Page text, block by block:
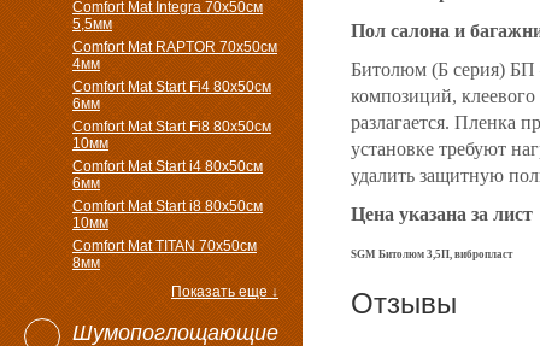
Comfort Mat Integra 70х50см
5,5мм
Comfort Mat RAPTOR 70х50см
4мм
Comfort Mat Start Fi4 80х50см
6мм
Comfort Mat Start Fi8 80х50см
10мм
Comfort Mat Start i4 80х50см
6мм
Comfort Mat Start i8 80х50см
10мм
Comfort Mat TITAN 70х50см
8мм
Показать еще ↓
Шумопоглощающие
Пол салона и
Битолюм (Б серия) БП
композиций,
разлагается. Пленка
установке требуют
удалить защитную
Цена указана за лист
SGM Битолюм 3,5П, вибропласт
Отзывы